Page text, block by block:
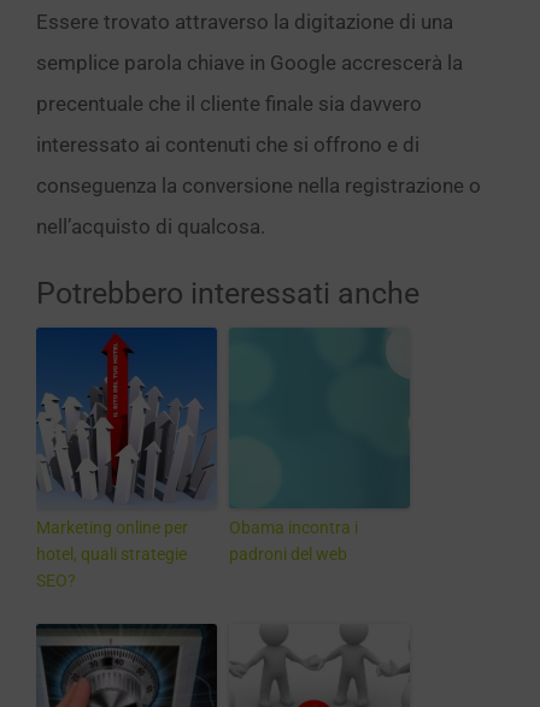
Essere trovato attraverso la digitazione di una
semplice parola chiave in Google accrescerà la
precentuale che il cliente finale sia davvero
interessato ai contenuti che si offrono e di
conseguenza la conversione nella registrazione o
nell’acquisto di qualcosa.
Potrebbero interessati anche
Marketing online per
hotel, quali strategie
SEO?
Obama incontra i
padroni del web